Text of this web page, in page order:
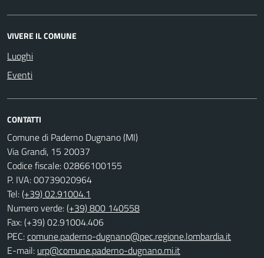
VIVERE IL COMUNE
Luoghi
Eventi
CONTATTI
Comune di Paderno Dugnano (MI)
Via Grandi, 15 20037
Codice fiscale: 02866100155
P. IVA: 00739020964
Tel:(+39) 02.91004.1
Numero verde:(+39) 800 140558
Fax: (+39) 02.91004.406
PEC:comune.paderno-dugnano@pec.regione.lombardia.it
E-mail: urp@comune.paderno-dugnano.mi.it